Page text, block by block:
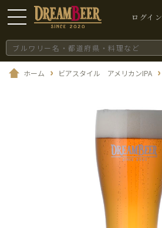
ログイン
ホーム ビアスタイル アメリカンIPA